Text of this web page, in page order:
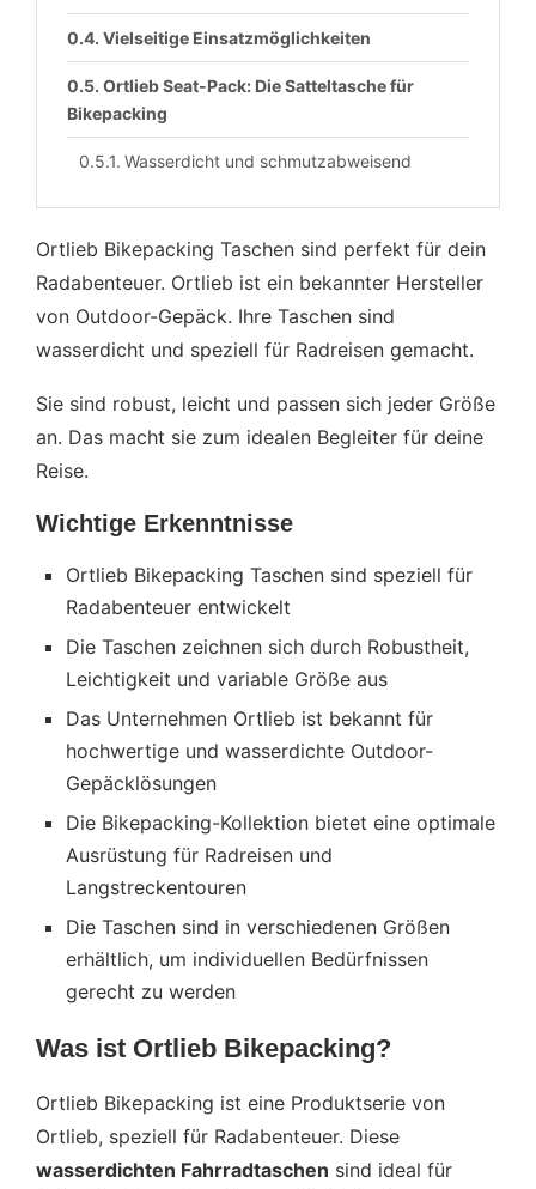
Vielseitige Einsatzmöglichkeiten
Ortlieb Seat-Pack: Die Satteltasche für
Bikepacking
Wasserdicht und schmutzabweisend
Leichte Montage an der Sattelstütze
Technische Details und
Ausstattungsmerkmale
Verstärktes Gewebe an Kontaktstellen
ortlieb bikepacking: Packlisten und
Produkte
Hergestellt in Deutschland
Ortlieb Bikepacking Taschen sind perfekt für dein
Radabenteuer. Ortlieb ist ein bekannter Hersteller
von Outdoor-Gepäck. Ihre Taschen sind
wasserdicht und speziell für Radreisen gemacht.
Sie sind robust, leicht und passen sich jeder Größe
an. Das macht sie zum idealen Begleiter für deine
Reise.
Wichtige Erkenntnisse
Ortlieb Bikepacking Taschen sind speziell für
Radabenteuer entwickelt
Die Taschen zeichnen sich durch Robustheit,
Leichtigkeit und variable Größe aus
Das Unternehmen Ortlieb ist bekannt für
hochwertige und wasserdichte Outdoor-
Gepäcklösungen
Die Bikepacking-Kollektion bietet eine optimale
Ausrüstung für Radreisen und
Langstreckentouren
Die Taschen sind in verschiedenen Größen
erhältlich, um individuellen Bedürfnissen
gerecht zu werden
Was ist Ortlieb Bikepacking?
Ortlieb Bikepacking ist eine Produktserie von
Ortlieb, speziell für Radabenteuer. Diese
wasserdichten Fahrradtaschen sind ideal für